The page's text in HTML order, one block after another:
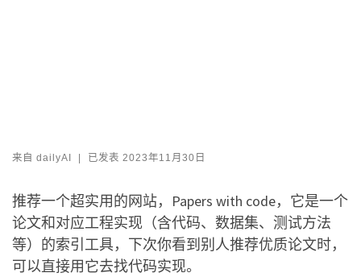
来自 dailyAI 已发表 2023年11月30日
推荐一个超实用的网站，Papers with code，它是一个
论文和对应工程实现（含代码、数据集、测试方法
等）的索引工具，下次你看到别人推荐优质论文时，
可以直接用它去找代码实现。